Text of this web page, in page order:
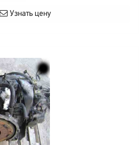
Узнать цену